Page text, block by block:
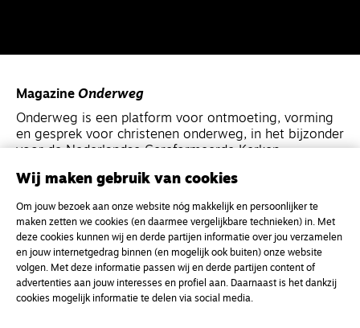
Magazine Onderweg
Onderweg is een platform voor ontmoeting, vorming
en gesprek voor christenen onderweg, in het bijzonder
voor de Nederlandse Gereformeerde Kerken.
Kvk-nummer 33277063
NL46 INGB 0117 5827 86
info@onderwegonline.nl
Wij maken gebruik van cookies
Om jouw bezoek aan onze website nóg makkelijk en persoonlijker te
maken zetten we cookies (en daarmee vergelijkbare technieken) in. Met
deze cookies kunnen wij en derde partijen informatie over jou verzamelen
en jouw internetgedrag binnen (en mogelijk ook buiten) onze website
volgen. Met deze informatie passen wij en derde partijen content of
advertenties aan jouw interesses en profiel aan. Daarnaast is het dankzij
cookies mogelijk informatie te delen via social media.